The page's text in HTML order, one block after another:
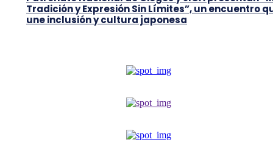
Tradición y Expresión Sin Límites”, un encuentro
une inclusión y cultura japonesa